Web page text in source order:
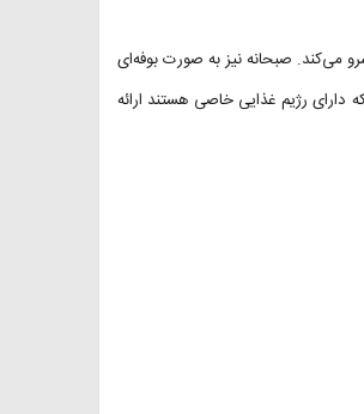
می‌کند. صبحانه نیز به صورت بوفه‌ای
دارای رژیم غذایی خاصی هستند ارائه